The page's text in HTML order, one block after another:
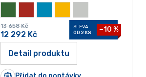
13 658 Kč
12 292 Kč
SLEVA
OD 2 KS
−10 %
Detail produktu